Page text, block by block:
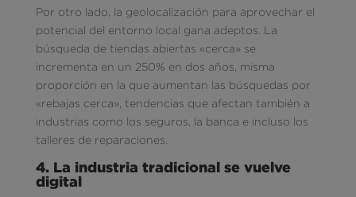
Por otro lado, la geolocalización para aprovechar el
potencial del entorno local gana adeptos. La
búsqueda de tiendas abiertas «cerca» se
incrementa en un 250% en dos años, misma
proporción en la que aumentan las búsquedas por
«rebajas cerca», tendencias que afectan también a
industrias como los seguros, la banca e incluso los
talleres de reparaciones.
4. La industria tradicional se vuelve
digital